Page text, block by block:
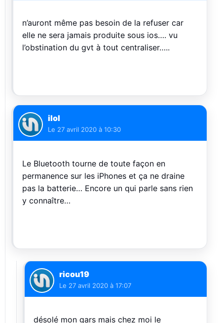
n’auront même pas besoin de la refuser car
elle ne sera jamais produite sous ios…. vu
l’obstination du gvt à tout centraliser…..
ilol
Le 27 avril 2020 à 10:30
Le Bluetooth tourne de toute façon en
permanence sur les iPhones et ça ne draine
pas la batterie… Encore un qui parle sans rien
y connaître…
ricou19
Le 27 avril 2020 à 17:07
désolé mon gars mais chez moi le